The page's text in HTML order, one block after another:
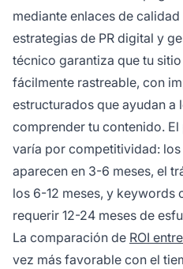
mediante enlaces de
estrategias de PR digital y
técnico garantiza que tu
fácilmente rastreable, con
estructurados que ayudan a
comprender tu contenido.
varía por competitividad:
aparecen en 3-6 meses, el
los 6-12 meses, y keywords
requerir 12-24 meses de
La comparación de ROI
vez más favorable con el